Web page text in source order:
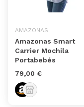
AMAZONAS
Amazonas Smart
Carrier Mochila
Portabebés
79,00 €